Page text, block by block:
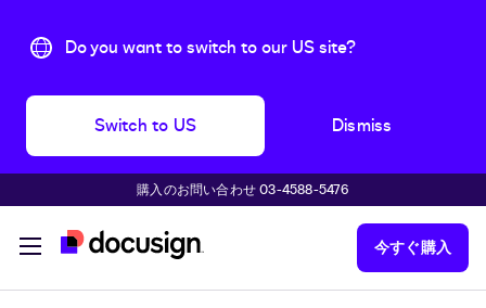
Do you want to switch to our US site?
Switch to US Dismiss
購入のお問い合わせ 03-4588-5476
今すぐ購入